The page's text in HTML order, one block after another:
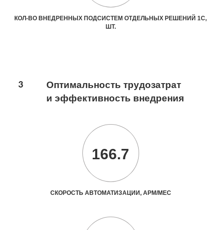
КОЛ-ВО ВНЕДРЕННЫХ ПОДСИСТЕМ ОТДЕЛЬНЫХ РЕШЕНИЙ 1С,
ШТ.
3
Оптимальность трудозатрат
и эффективность внедрения
166.7
СКОРОСТЬ АВТОМАТИЗАЦИИ, АРМ/МЕС